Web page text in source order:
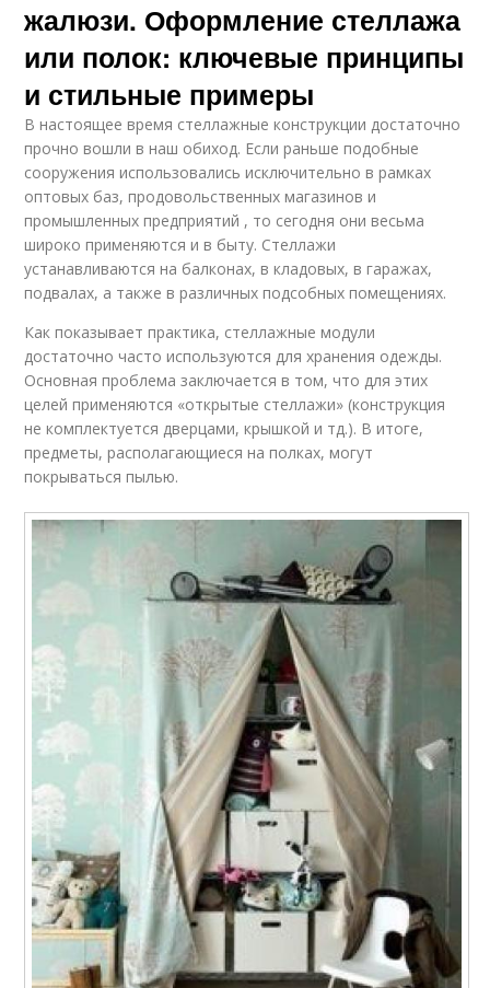
жалюзи. Оформление стеллажа
или полок: ключевые принципы
и стильные примеры
В настоящее время стеллажные конструкции достаточно
прочно вошли в наш обиход. Если раньше подобные
сооружения использовались исключительно в рамках
оптовых баз, продовольственных магазинов и
промышленных предприятий , то сегодня они весьма
широко применяются и в быту. Стеллажи
устанавливаются на балконах, в кладовых, в гаражах,
подвалах, а также в различных подсобных помещениях.
Как показывает практика, стеллажные модули
достаточно часто используются для хранения одежды.
Основная проблема заключается в том, что для этих
целей применяются «открытые стеллажи» (конструкция
не комплектуется дверцами, крышкой и тд.). В итоге,
предметы, располагающиеся на полках, могут
покрываться пылью.